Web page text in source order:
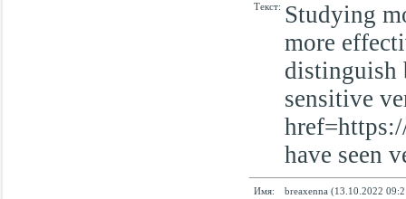
Текст: Studying
more
distinguish
sensitive
have seen
Имя:
breaxenna (13.10.2022